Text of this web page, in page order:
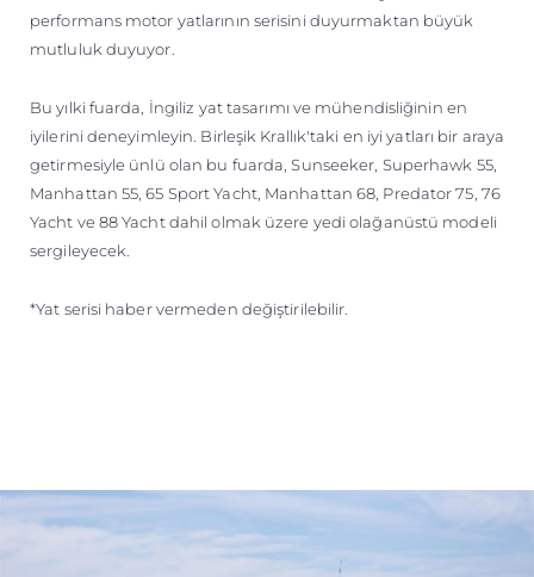
performans motor yatlarının serisini duyurmaktan büyük
mutluluk duyuyor.
Bu yılki fuarda, İngiliz yat tasarımı ve mühendisliğinin en
iyilerini deneyimleyin. Birleşik Krallık'taki en iyi yatları bir araya
getirmesiyle ünlü olan bu fuarda, Sunseeker, Superhawk 55,
Manhattan 55, 65 Sport Yacht, Manhattan 68, Predator 75, 76
Yacht ve 88 Yacht dahil olmak üzere yedi olağanüstü modeli
sergileyecek.
*Yat serisi haber vermeden değiştirilebilir.